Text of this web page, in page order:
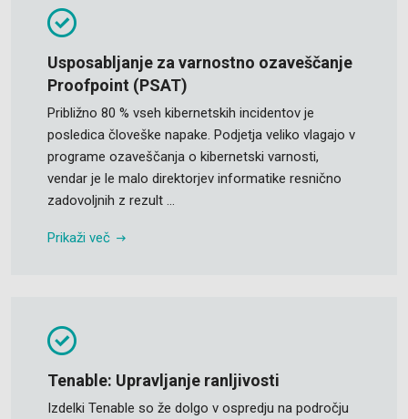
Usposabljanje za varnostno ozaveščanje
Proofpoint (PSAT)
Približno 80 % vseh kibernetskih incidentov je
posledica človeške napake. Podjetja veliko vlagajo v
programe ozaveščanja o kibernetski varnosti,
vendar je le malo direktorjev informatike resnično
zadovoljnih z rezult ...
Prikaži več
Tenable: Upravljanje ranljivosti
Izdelki Tenable so že dolgo v ospredju na področju